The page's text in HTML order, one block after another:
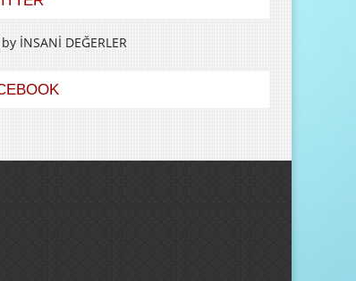
İNSANİ DEĞERLER